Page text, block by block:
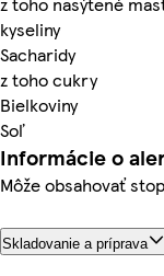
kyseliny
Sacharidy
z toho cukry
Bielkoviny
Soľ
Informácie o
Môže obsahovať
Skladovanie a príprava